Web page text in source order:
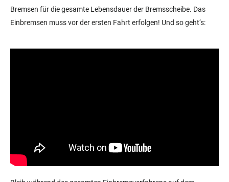
Bremsen für die gesamte Lebensdauer der Bremsscheibe. Das
Einbremsen muss vor der ersten Fahrt erfolgen! Und so geht‘s: